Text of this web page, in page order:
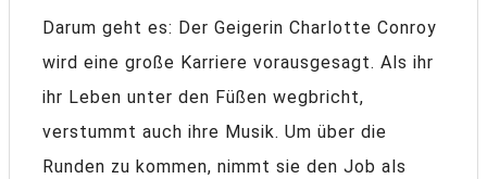
Darum geht es: Der Geigerin Charlotte Conroy
wird eine große Karriere vorausgesagt. Als ihr
ihr Leben unter den Füßen wegbricht,
verstummt auch ihre Musik. Um über die
Runden zu kommen, nimmt sie den Job als